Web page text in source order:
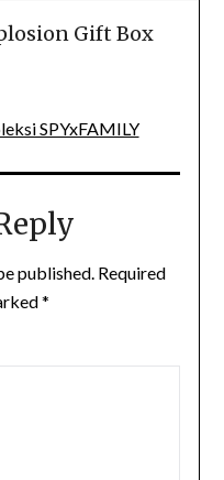
Gift Box
SPYxFAMILY
published. Required
*